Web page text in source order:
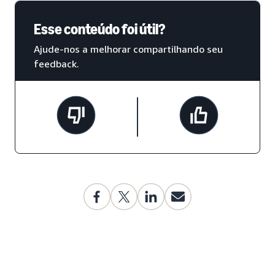
Esse conteúdo foi útil?
Ajude-nos a melhorar compartilhando seu
feedback.